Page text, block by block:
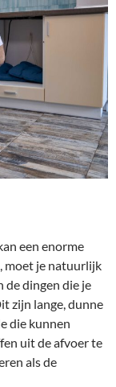
een enorme
moet je natuurlijk
de dingen die je
zijn lange, dunne
die kunnen
uit de afvoer te
als de